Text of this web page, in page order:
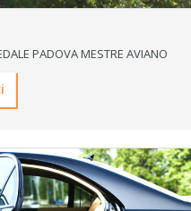
PADOVA MESTRE AVIANO